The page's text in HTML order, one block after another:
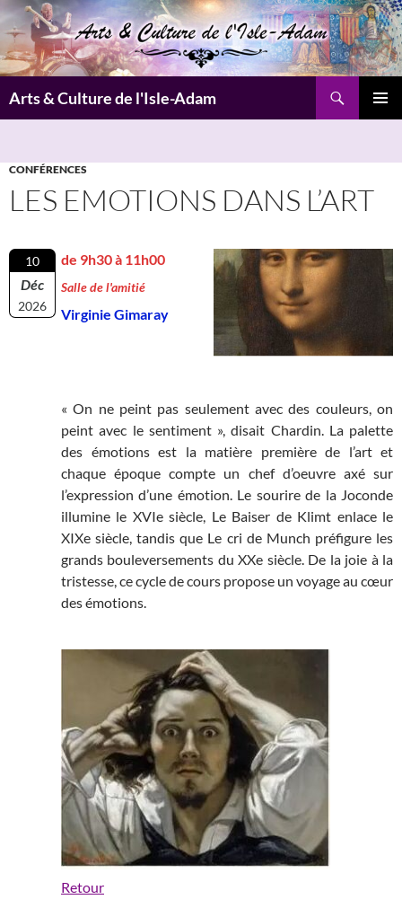
Aller
au
contenu
Arts & Culture de l'Isle-Adam
CONFÉRENCES
LES EMOTIONS DANS L’ART
10
Déc
2026
de 9h30 à 11h00
Salle de l'amitié
Virginie Gimaray
« On ne peint pas seulement avec des couleurs, on
peint avec le sentiment », disait Chardin. La palette
des émotions est la matière première de l’art et
chaque époque compte un chef d’oeuvre axé sur
l’expression d’une émotion. Le sourire de la Joconde
illumine le XVIe siècle, Le Baiser de Klimt enlace le
XIXe siècle, tandis que Le cri de Munch préfigure les
grands bouleversements du XXe siècle. De la joie à la
tristesse, ce cycle de cours propose un voyage au cœur
des émotions.
Retour